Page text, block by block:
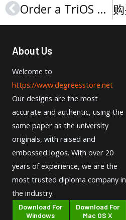
Prev Order a TriOS College diploma, 在加拿大办理特里奥斯学院文凭
About Us
Welcome to
https://www.degreesstore.net
Our designs are the most
accurate and authentic, using the
same paper as the university
originals, with raised and
embossed logos. With over 20
years of experience, we are the
most trusted diploma company in
the industry.
Download For
Windows
Download For
Mac OS X